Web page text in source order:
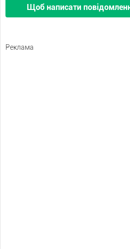
Щоб написати
Реклама